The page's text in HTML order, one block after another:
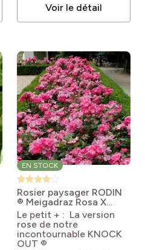
Voir le détail
EN STOCK
Rosier paysager RODIN
® Meigadraz Rosa X
hybrida RODIN®
'Meigadraz'
Le petit + : La version
rose de notre
incontournable KNOCK
OUT ®